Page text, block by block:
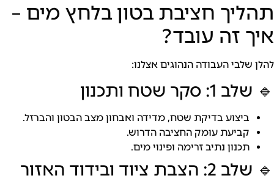
חציבת בטון בלחץ מים –
זה עובד?
העבודה הנהוגים אצלנו:
שטח ותכנון
ביצוע בדיקת שטח, מדידה ואבחון מצב הבטון והברזל.
קביעת עומק החציבה הדרוש.
תכנון נתיב זרימה ופינוי מים.
ובידוד האזור